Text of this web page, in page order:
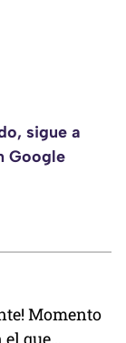
sigue a
Google
Momento
el que